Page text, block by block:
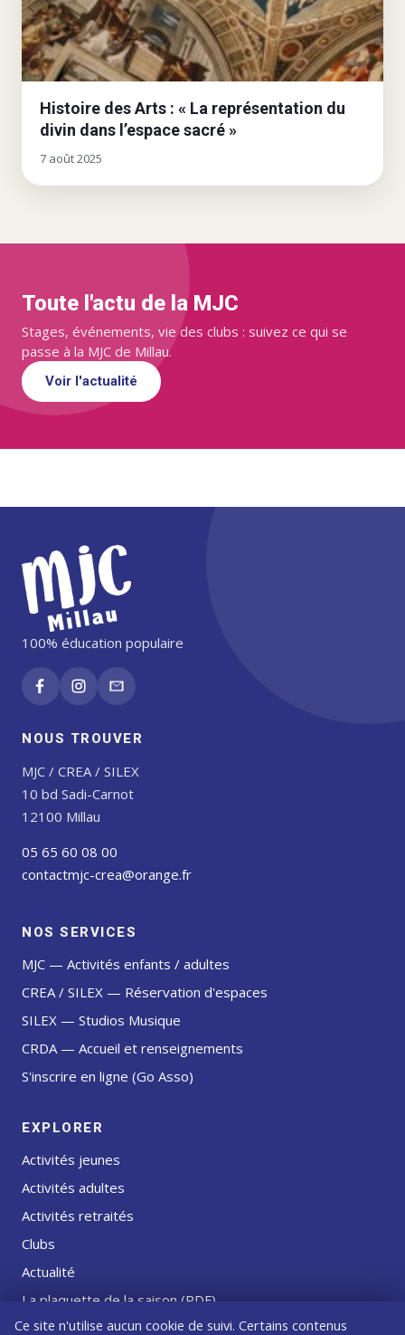
Histoire des Arts : « La représentation du
divin dans l’espace sacré »
7 août 2025
Toute l'actu de la MJC
Stages, événements, vie des clubs : suivez ce qui se
passe à la MJC de Millau.
Voir l'actualité
100% éducation populaire
NOUS TROUVER
MJC / CREA / SILEX
10 bd Sadi-Carnot
12100 Millau
05 65 60 08 00
contactmjc-crea@orange.fr
NOS SERVICES
MJC — Activités enfants / adultes
CREA / SILEX — Réservation d'espaces
SILEX — Studios Musique
CRDA — Accueil et renseignements
S'inscrire en ligne (Go Asso)
EXPLORER
Activités jeunes
Activités adultes
Activités retraités
Clubs
Actualité
La plaquette de la saison (PDF)
Ce site n'utilise aucun cookie de suivi. Certains contenus